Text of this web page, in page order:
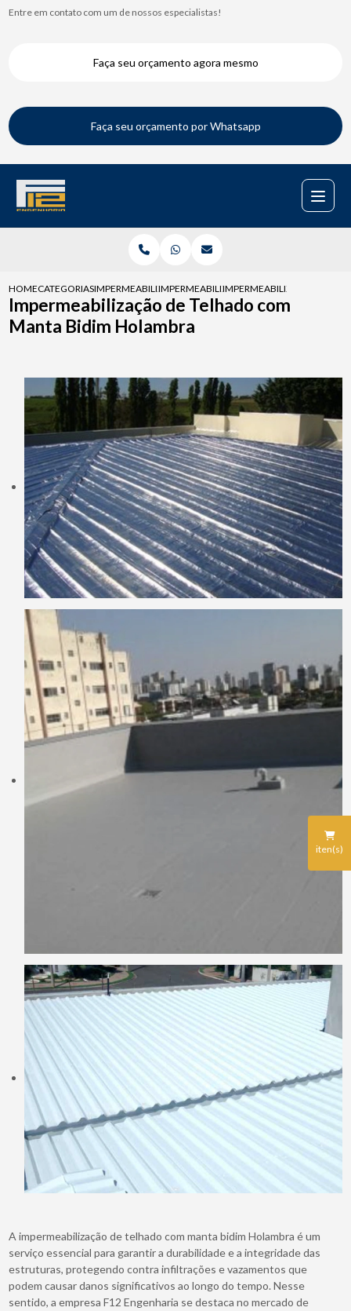
Entre em contato com um de nossos especialistas!
Faça seu orçamento agora mesmo
Faça seu orçamento por Whatsapp
iten(s)
HOMECATEGORIASIMPERMEABILIZACAO DE TELHADOS
IMPERMEABILIZACAO TELHADO
IMPERMEABILIZACAO DE
Impermeabilização de Telhado com
Manta Bidim Holambra
A impermeabilização de telhado com manta bidim Holambra é um
serviço essencial para garantir a durabilidade e a integridade das
estruturas, protegendo contra infiltrações e vazamentos que
podem causar danos significativos ao longo do tempo. Nesse
sentido, a empresa F12 Engenharia se destaca no mercado de